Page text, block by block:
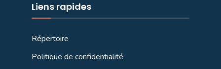
Liens rapides
Répertoire
Politique de confidentialité